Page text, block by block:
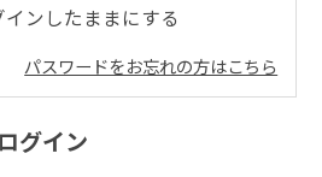
インしたままにする
パスワードをお忘れの方はこちら
グイン